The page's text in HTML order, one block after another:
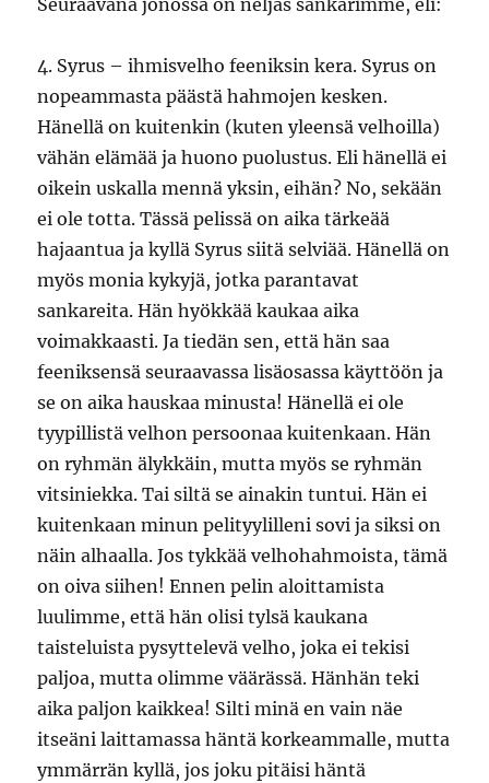
Seuraavana jonossa on neljäs sankarimme, eli:
4. Syrus – ihmisvelho feeniksin kera. Syrus on
nopeammasta päästä hahmojen kesken.
Hänellä on kuitenkin (kuten yleensä velhoilla)
vähän elämää ja huono puolustus. Eli hänellä ei
oikein uskalla mennä yksin, eihän? No, sekään
ei ole totta. Tässä pelissä on aika tärkeää
hajaantua ja kyllä Syrus siitä selviää. Hänellä on
myös monia kykyjä, jotka parantavat
sankareita. Hän hyökkää kaukaa aika
voimakkaasti. Ja tiedän sen, että hän saa
feeniksensä seuraavassa lisäosassa käyttöön ja
se on aika hauskaa minusta! Hänellä ei ole
tyypillistä velhon persoonaa kuitenkaan. Hän
on ryhmän älykkäin, mutta myös se ryhmän
vitsiniekka. Tai siltä se ainakin tuntui. Hän ei
kuitenkaan minun pelityylilleni sovi ja siksi on
näin alhaalla. Jos tykkää velhohahmoista, tämä
on oiva siihen! Ennen pelin aloittamista
luulimme, että hän olisi tylsä kaukana
taisteluista pysyttelevä velho, joka ei tekisi
paljoa, mutta olimme väärässä. Hänhän teki
aika paljon kaikkea! Silti minä en vain näe
itseäni laittamassa häntä korkeammalle, mutta
ymmärrän kyllä, jos joku pitäisi häntä